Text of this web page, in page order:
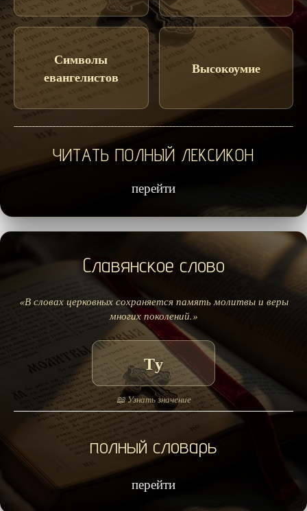
Символы
евангелистов
Высокоумие
ЧИТАТЬ ПОЛНЫЙ ЛЕКСИКОН
перейти
Славянское слово
«В словах церковных сохраняется память молитвы и веры
многих поколений.»
Ту
📖 Узнать значение
полный словарь
перейти